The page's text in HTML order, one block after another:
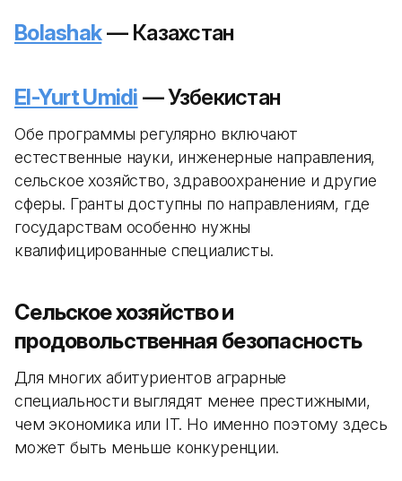
Bolashak— Казахстан
El-Yurt Umidi — Узбекистан
Обе программы регулярно включают
естественные науки, инженерные направления,
сельское хозяйство, здравоохранение и другие
сферы. Гранты доступны по направлениям, где
государствам особенно нужны
квалифицированные специалисты.
Сельское хозяйство и
продовольственная безопасность
Для многих абитуриентов аграрные
специальности выглядят менее престижными,
чем экономика или IT. Но именно поэтому здесь
может быть меньше конкуренции.